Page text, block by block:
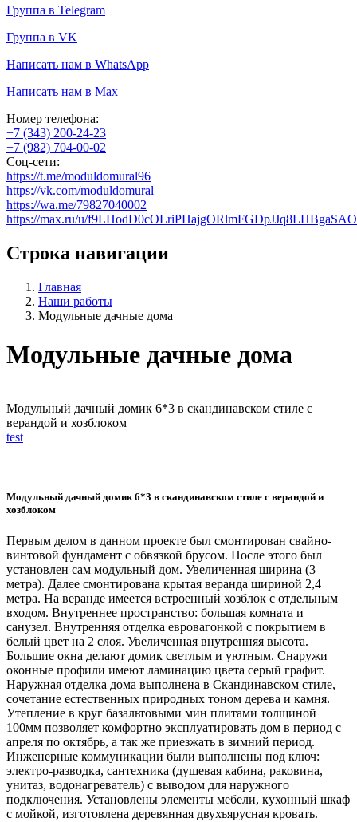
Группа в Telegram
Группа в VK
Написать нам в WhatsApp
Написать нам в Max
Номер телефона:
+7 (343) 200-24-23
+7 (982) 704-00-02
Соц-сети:
https://t.me/moduldomural96
https://vk.com/moduldomural
https://wa.me/79827040002
https://max.ru/u/
Строка навигации
Главная
Наши работы
Модульные дачные дома
Модульные дачные дома
Модульный дачный домик 6*3 в скандинавском стиле с
верандой и хозблоком
test
Модульный дачный домик 6*3 в скандинавском стиле с верандой и
хозблоком
Первым делом в данном проекте был смонтирован свайно-
винтовой фундамент с обвязкой брусом. После этого был
установлен сам модульный дом. Увеличенная ширина (3
метра). Далее смонтирована крытая веранда шириной 2,4
метра. На веранде имеется встроенный хозблок с отдельным
входом. Внутреннее пространство: большая комната и
санузел. Внутренняя отделка евровагонкой с покрытием в
белый цвет на 2 слоя. Увеличенная внутренняя высота.
Большие окна делают домик светлым и уютным. Снаружи
оконные профили имеют ламинацию цвета серый графит.
Наружная отделка дома выполнена в Скандинавском стиле,
сочетание естественных природных тоном дерева и камня.
Утепление в круг базальтовыми мин плитами толщиной
100мм позволяет комфортно эксплуатировать дом в период с
апреля по октябрь, а так же приезжать в зимний период.
Инженерные коммуникации были выполнены под ключ:
электро-разводка, сантехника (душевая кабина, раковина,
унитаз, водонагреватель) с выводом для наружного
подключения. Установлены элементы мебели, кухонный шкаф
с мойкой, изготовлена деревянная двухъярусная кровать.